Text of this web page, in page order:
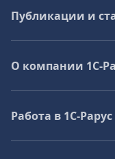
Публикации и
О компании 1C-
Работа в 1С‑Рарус